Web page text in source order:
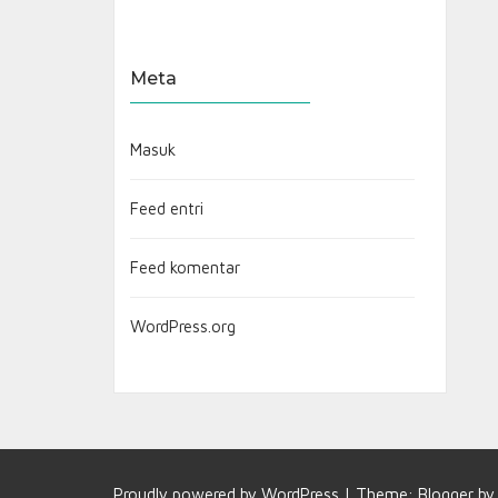
Meta
Masuk
Feed entri
Feed komentar
WordPress.org